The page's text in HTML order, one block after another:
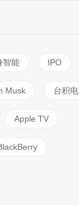
智能 IPO
Musk 台积电
Apple TV